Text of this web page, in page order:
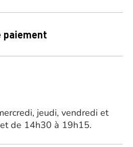
paiement
jeudi, vendredi et
de 14h30 à 19h15.